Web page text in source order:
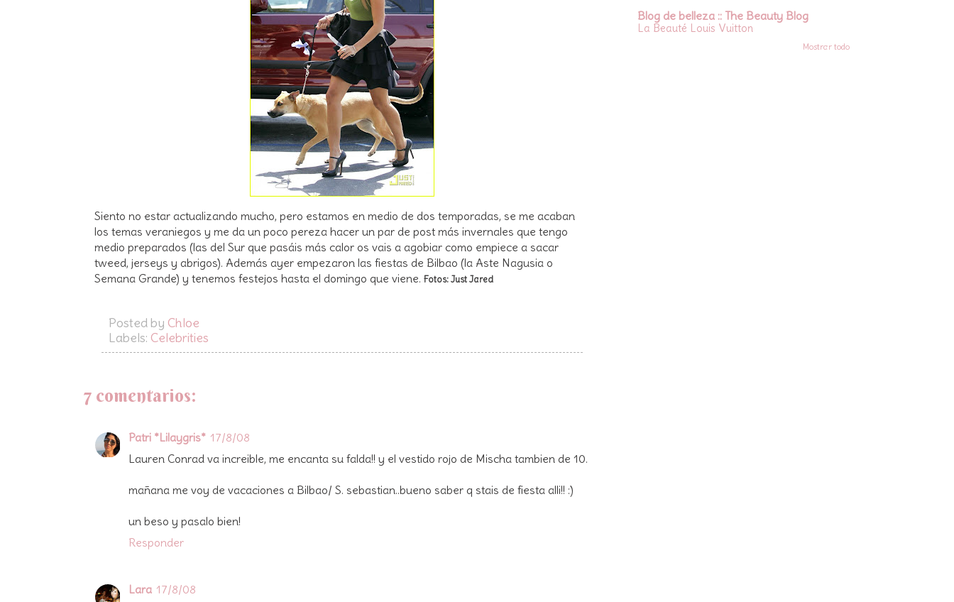
Siento no estar actualizando mucho, pero estamos en medio de dos temporadas, se me acaban
los temas veraniegos y me da un poco pereza hacer un par de post más invernales que tengo
medio preparados (las del Sur que pasáis más calor os vais a agobiar como empiece a sacar
tweed, jerseys y abrigos). Además ayer empezaron las fiestas de Bilbao (la Aste Nagusia o
Semana Grande) y tenemos festejos hasta el domingo que viene. Fotos: Just Jared
Posted by Chloe
Labels: Celebrities
7 comentarios:
Patri *Lilaygris* 17/8/08
Lauren Conrad va increible, me encanta su falda!! y el vestido rojo de Mischa tambien de 10.
mañana me voy de vacaciones a Bilbao/ S. sebastian..bueno saber q stais de fiesta alli!! :)
un beso y pasalo bien!
Responder
Lara 17/8/08
Blog de belleza :: The Beauty Blog
La Beauté Louis Vuitton
Mostrar todo